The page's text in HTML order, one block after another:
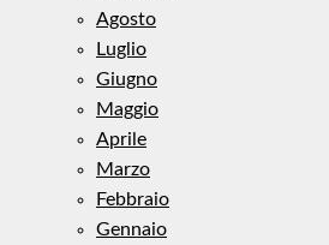
Agosto
Luglio
Giugno
Maggio
Aprile
Marzo
Febbraio
Gennaio